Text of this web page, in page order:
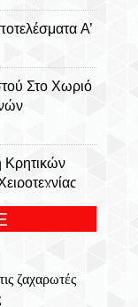
A’
Στο Χωριό
Κρητικών
Προστάτη
ζαχαρωτές